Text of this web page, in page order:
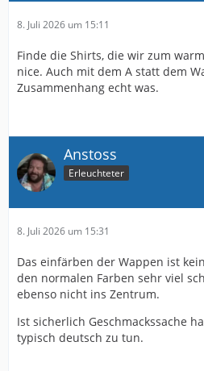
8. Juli 2026 um 15:11
Finde die Shirts, die wir zum
nice. Auch mit dem A statt dem
Zusammenhang echt was.
Anstoss
Erleuchteter
8. Juli 2026 um 15:31
Das einfärben der Wappen ist
den normalen Farben sehr viel
ebenso nicht ins Zentrum.
Ist sicherlich Geschmackssache
typisch deutsch zu tun.